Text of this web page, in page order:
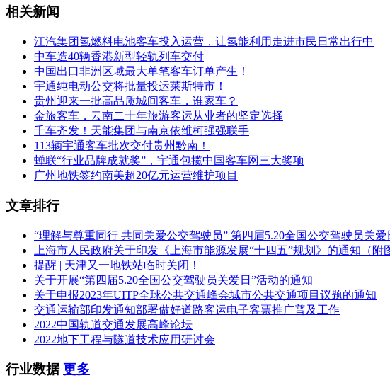
相关新闻
江汽集团氢燃料电池客车投入运营，让氢能利用走进市民日常出行中
中车造40辆香港新型轻轨列车交付
中国出口非洲区域最大单笔客车订单产生！
宇通纯电动公交将批量投运莱斯特市！
贵州迎来一批高品质城间客车，谁家车？
金旅客车，云南二十年旅游客运从业者的坚定选择
千车齐发！天能集团与南京依维柯强强联手
113辆宇通客车批次交付贵州黔南！
蝉联“行业品牌成就奖”，宇通包揽中国客车网三大奖项
广州地铁签约南美超20亿元运营维护项目
文章排行
“理解与尊重同行 共同关爱公交驾驶员” 第四届5.20全国公交驾驶员关
上海市人民政府关于印发《上海市能源发展“十四五”规划》的通知（附
提醒 | 天津又一地铁站临时关闭！
关于开展“第四届5.20全国公交驾驶员关爱日”活动的通知
关于申报2023年UITP全球公共交通峰会城市公共交通项目议题的通知
交通运输部印发通知部署做好道路客运电子客票推广普及工作
2022中国轨道交通发展高峰论坛
2022地下工程与隧道技术应用研讨会
行业数据更多